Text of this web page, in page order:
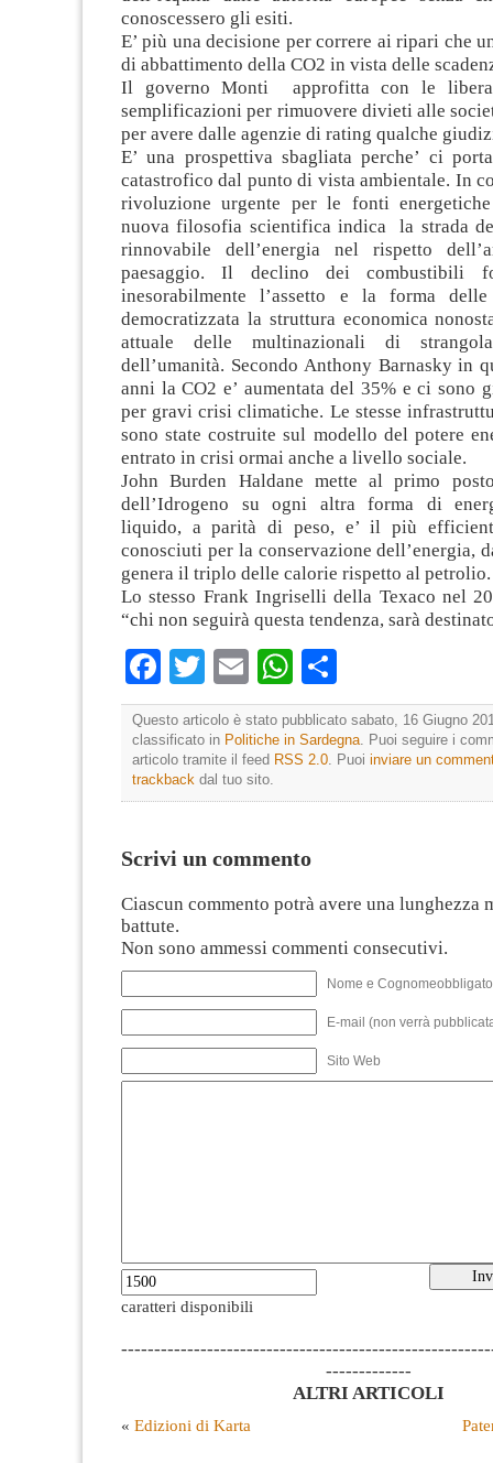
conoscessero gli esiti.
E’ più una decisione per correre ai ripari che
di abbattimento della CO2 in vista delle
Il governo Monti approfitta con le
semplificazioni per rimuovere divieti alle
per avere dalle agenzie di rating qualche
E’ una prospettiva sbagliata perche’ ci
catastrofico dal punto di vista ambientale. In
rivoluzione urgente per le fonti
nuova filosofia scientifica indica la strada
rinnovabile dell’energia nel rispetto
paesaggio. Il declino dei combustibili
inesorabilmente l’assetto e la forma
democratizzata la struttura economica
attuale delle multinazionali di
dell’umanità. Secondo Anthony Barnasky in
anni la CO2 e’ aumentata del 35% e ci sono
per gravi crisi climatiche. Le stesse
sono state costruite sul modello del potere
entrato in crisi ormai anche a livello sociale.
John Burden Haldane mette al primo
dell’Idrogeno su ogni altra forma di
liquido, a parità di peso, e’ il più
conosciuti per la conservazione dell’energia,
genera il triplo delle calorie rispetto al petrolio.
Lo stesso Frank Ingriselli della Texaco nel
“chi non seguirà questa tendenza, sarà
Facebook
TwitterEmailWhatsApp
Questo articolo è stato pubblicato sabato, 16 Giugno
classificato in Politiche in Sardegna. Puoi seguire i
articolo tramite il feed RSS 2.0. Puoi inviare un
trackback dal tuo sito.
Scrivi un commento
Ciascun commento potrà avere una lunghezza
battute.
Non sono ammessi commenti consecutivi.
Nome e
E-mail (non verrà
Sito Web
caratteri disponibili
-------------
ALTRI ARTICOLI
« Edizioni di Karta